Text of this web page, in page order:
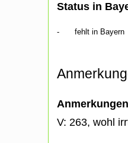
Status in
- fehlt in Bayern
V: 263, wohl